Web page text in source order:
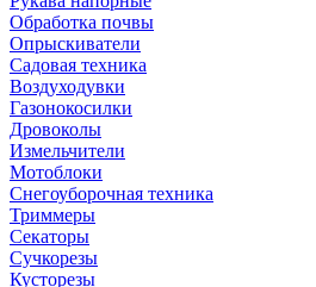
Обработка почвы
Опрыскиватели
Садовая техника
Воздуходувки
Газонокосилки
Дровоколы
Измельчители
Мотоблоки
Снегоуборочная техника
Триммеры
Секаторы
Сучкорезы
Кусторезы